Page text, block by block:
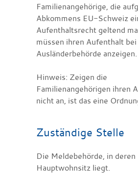
Familienangehörige, die
Abkommens EU-Schweiz
Aufenthaltsrecht geltend
müssen ihren Aufenthalt
Ausländerbehörde anzeigen.
Hinweis: Zeigen die
Familienangehörigen ihren
nicht an, ist das eine
Zuständige Stelle
Die Meldebehörde, in
Hauptwohnsitz liegt.